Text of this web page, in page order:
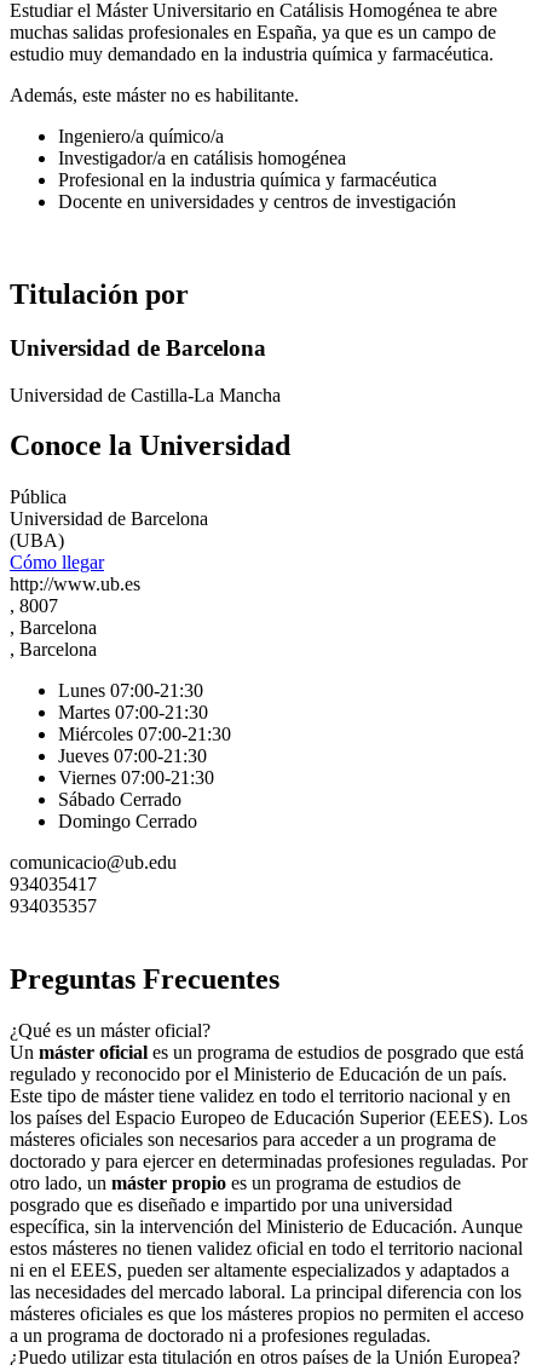
Estudiar el Máster Universitario en Catálisis Homogénea te abre
muchas salidas profesionales en España, ya que es un campo de
estudio muy demandado en la industria química y farmacéutica.
Además, este máster no es habilitante.
Ingeniero/a químico/a
Investigador/a en catálisis homogénea
Profesional en la industria química y farmacéutica
Docente en universidades y centros de investigación
Titulación por
Universidad de Barcelona
Universidad de Castilla-La Mancha
Conoce la Universidad
Pública
Universidad de Barcelona
(UBA)
Cómo llegar
http://www.ub.es
, 8007
, Barcelona
, Barcelona
Lunes 07:00-21:30
Martes 07:00-21:30
Miércoles 07:00-21:30
Jueves 07:00-21:30
Viernes 07:00-21:30
Sábado Cerrado
Domingo Cerrado
comunicacio@ub.edu
934035417
934035357
Preguntas Frecuentes
¿Qué es un máster oficial?
Un máster oficial es un programa de estudios de posgrado que está
regulado y reconocido por el Ministerio de Educación de un país.
Este tipo de máster tiene validez en todo el territorio nacional y en
los países del Espacio Europeo de Educación Superior (EEES). Los
másteres oficiales son necesarios para acceder a un programa de
doctorado y para ejercer en determinadas profesiones reguladas. Por
otro lado, un máster propio es un programa de estudios de
posgrado que es diseñado e impartido por una universidad
específica, sin la intervención del Ministerio de Educación. Aunque
estos másteres no tienen validez oficial en todo el territorio nacional
ni en el EEES, pueden ser altamente especializados y adaptados a
las necesidades del mercado laboral. La principal diferencia con los
másteres oficiales es que los másteres propios no permiten el acceso
a un programa de doctorado ni a profesiones reguladas.
¿Puedo utilizar esta titulación en otros países de la Unión Europea?